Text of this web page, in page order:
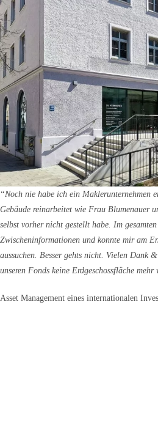
“Noch nie habe ich ein Maklerunternehmen
Gebäude reinarbeitet wie Frau Blumenauer
selbst vorher nicht gestellt habe. Im
Zwischeninformationen und konnte mir am
aussuchen. Besser gehts nicht. Vielen Dank
unseren Fonds keine Erdgeschossfläche mehr
Asset Management eines internationalen